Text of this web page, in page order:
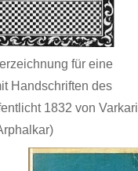
für eine
Handschriften des
1832 von Varkari